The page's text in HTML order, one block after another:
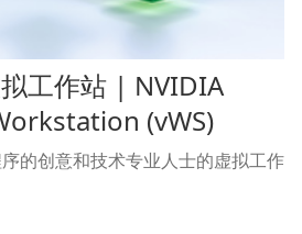
工作站 | NVIDIA
(vWS)
的创意和技术专业人士的虚拟工作